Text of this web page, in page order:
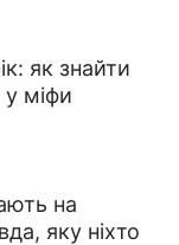
як знайти
у міфи
на
яку ніхто